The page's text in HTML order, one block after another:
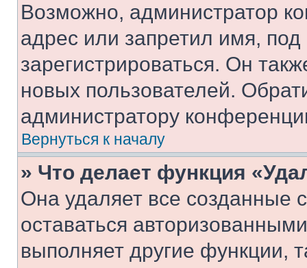
Возможно, администратор
адрес или запретил имя,
зарегистрироваться. Он
новых пользователей.
администратору
Вернуться к началу
» Что делает функция
Она удаляет все созданные
оставаться
выполняет другие функции,